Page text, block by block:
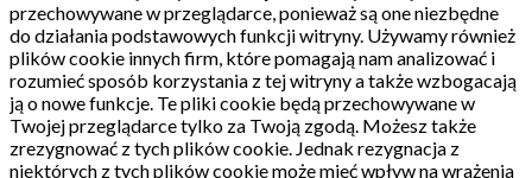
przechowywane w przeglądarce, ponieważ są one niezbędne
do działania podstawowych funkcji witryny. Używamy również
plików cookie innych firm, które pomagają nam analizować i
rozumieć sposób korzystania z tej witryny a także wzbogacają
ją o nowe funkcje. Te pliki cookie będą przechowywane w
Twojej przeglądarce tylko za Twoją zgodą. Możesz także
zrezygnować z tych plików cookie. Jednak rezygnacja z
niektórych z tych plików cookie może mieć wpływ na wrażenia